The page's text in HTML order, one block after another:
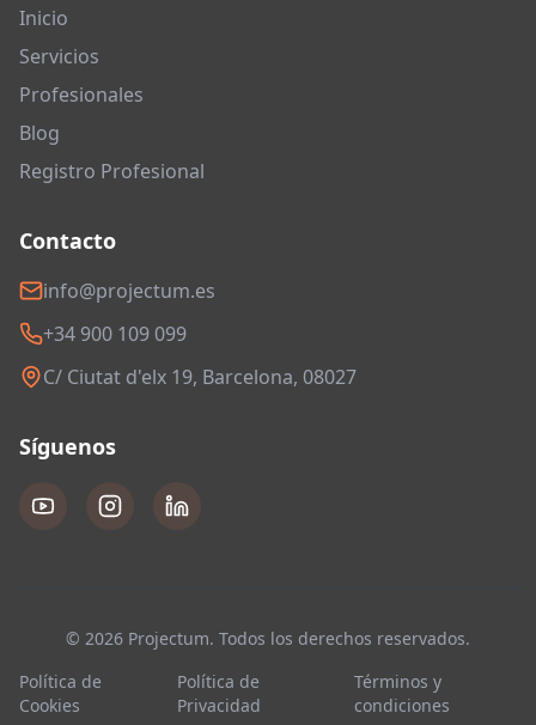
Inicio
Servicios
Profesionales
Blog
Registro Profesional
Contacto
info@projectum.es
+34 900 109 099
C/ Ciutat d'elx 19, Barcelona, 08027
Síguenos
© 2026 Projectum. Todos los derechos reservados.
Política de
Cookies
Política de
Privacidad
Términos y
condiciones